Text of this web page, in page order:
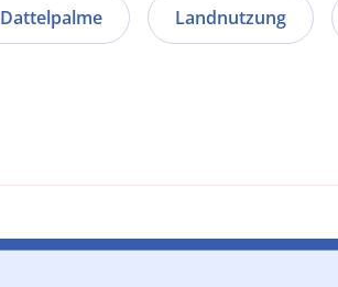
Dattelpalme Landnutzung